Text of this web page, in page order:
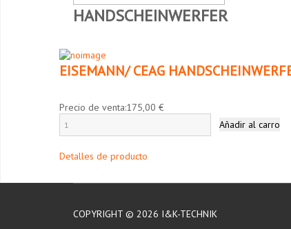
HANDSCHEINWERFER
EISEMANN/ CEAG
Precio de venta:175,00 €
Detalles de producto
COPYRIGHT © 2026 I&K-TECHNIK